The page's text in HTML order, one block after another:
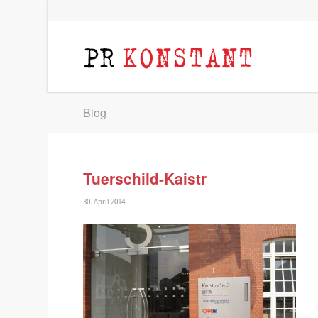
Blog
Tuerschild-Kaistr
30. April 2014